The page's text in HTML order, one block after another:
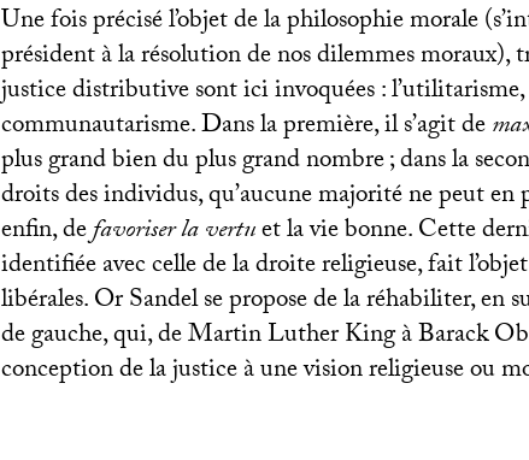
Une fois précisé l’objet de la philosophie morale
président à la résolution de nos dilemmes moraux),
justice distributive sont ici invoquées :
communautarisme. Dans la première, il s’agit de
plus grand bien du plus grand nombre; dans la
droits des individus, qu’aucune majorité ne peut
enfin, defavoriser la vertuet la vie bonne. Cette
identifiée avec celle de la droite religieuse, fait
libérales. Or Sandel se propose de la réhabiliter, en
de gauche, qui, de Martin Luther King à Barack
conception de la justice à une vision religieuse ou